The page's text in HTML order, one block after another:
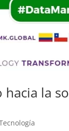
hacia la